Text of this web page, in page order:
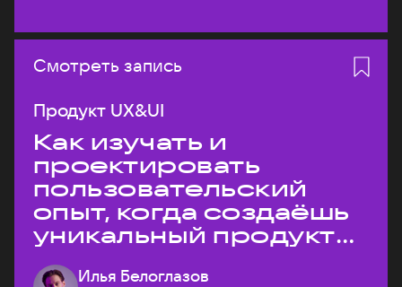
Смотреть запись
Продукт UX&UI
Как изучать и
проектировать
пользовательский
опыт, когда создаёшь
уникальный продукт
на рынке?
Илья Белоглазов